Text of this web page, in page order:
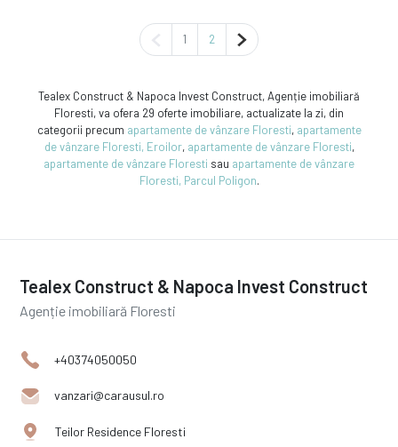
Pagina anterioară
1 2 Pagina următoare
Tealex Construct & Napoca Invest Construct, Agenție imobiliară
Floresti, va ofera 29 oferte imobiliare, actualizate la zi, din
categorii precum apartamente de vânzare Floresti, apartamente
de vânzare Floresti, Eroilor, apartamente de vânzare Floresti,
apartamente de vânzare Floresti sau apartamente de vânzare
Floresti, Parcul Poligon.
Tealex Construct & Napoca Invest Construct
Agenție imobiliară Floresti
+40374050050
vanzari@carausul.ro
Teilor Residence Floresti